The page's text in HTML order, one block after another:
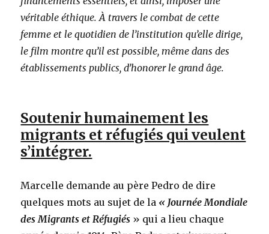
véritable éthique. À travers le combat de cette
femme et le quotidien de l’institution qu’elle dirige,
le film montre qu’il est possible, même dans des
établissements publics, d’honorer le grand âge.
Soutenir humainement les
migrants et réfugiés qui veulent
s’intégrer.
Marcelle demande au père Pedro de dire
quelques mots au sujet de la « Journée Mondiale
des Migrants et Réfugiés » qui a lieu chaque